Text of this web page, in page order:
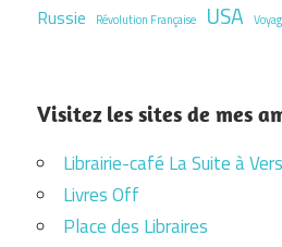
Russie Révolution Française USA
Visitez les sites de mes
Librairie-café La Suite à
Livres Off
Place des Libraires